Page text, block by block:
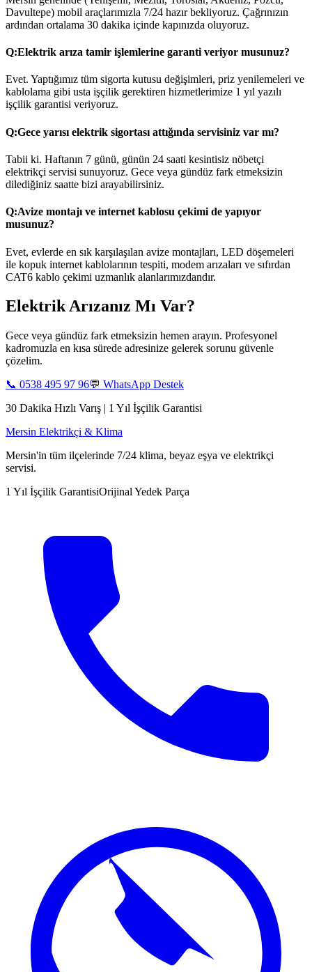
Davultepe) mobil araçlarımızla 7/24 hazır bekliyoruz. Çağrınızın
ardından ortalama 30 dakika içinde kapınızda oluyoruz.
Q:Elektrik arıza tamir işlemlerine garanti veriyor musunuz?
Evet. Yaptığımız tüm sigorta kutusu değişimleri, priz yenilemeleri ve
kablolama gibi usta işçilik gerektiren hizmetlerimize 1 yıl yazılı
işçilik garantisi veriyoruz.
Q:Gece yarısı elektrik sigortası attığında servisiniz var mı?
Tabii ki. Haftanın 7 günü, günün 24 saati kesintisiz nöbetçi
elektrikçi servisi sunuyoruz. Gece veya gündüz fark etmeksizin
dilediğiniz saatte bizi arayabilirsiniz.
Q:Avize montajı ve internet kablosu çekimi de yapıyor
musunuz?
Evet, evlerde en sık karşılaşılan avize montajları, LED döşemeleri
ile kopuk internet kablolarının tespiti, modem arızaları ve sıfırdan
CAT6 kablo çekimi uzmanlık alanlarımızdandır.
Elektrik Arızanız Mı Var?
Gece veya gündüz fark etmeksizin hemen arayın. Profesyonel
kadromuzla en kısa sürede adresinize gelerek sorunu güvenle
çözelim.
📞 0538 495 97 96💬 WhatsApp Destek
30 Dakika Hızlı Varış | 1 Yıl İşçilik Garantisi
Mersin Elektrikçi & Klima
Mersin'in tüm ilçelerinde 7/24 klima, beyaz eşya ve elektrikçi
servisi.
1 Yıl İşçilik GarantisiOrijinal Yedek Parça